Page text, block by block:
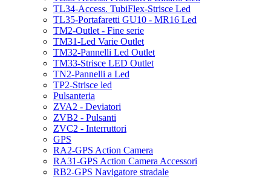
TL34-Access. TubiFlex-Strisce Led
TL35-Portafaretti GU10 - MR16 Led
TM2-Outlet - Fine serie
TM31-Led Varie Outlet
TM32-Pannelli Led Outlet
TM33-Strisce LED Outlet
TN2-Pannelli a Led
TP2-Strisce led
Pulsanteria
ZVA2 - Deviatori
ZVB2 - Pulsanti
ZVC2 - Interruttori
GPS
RA2-GPS Action Camera
RA31-GPS Action Camera Accessori
RB2-GPS Navigatore stradale